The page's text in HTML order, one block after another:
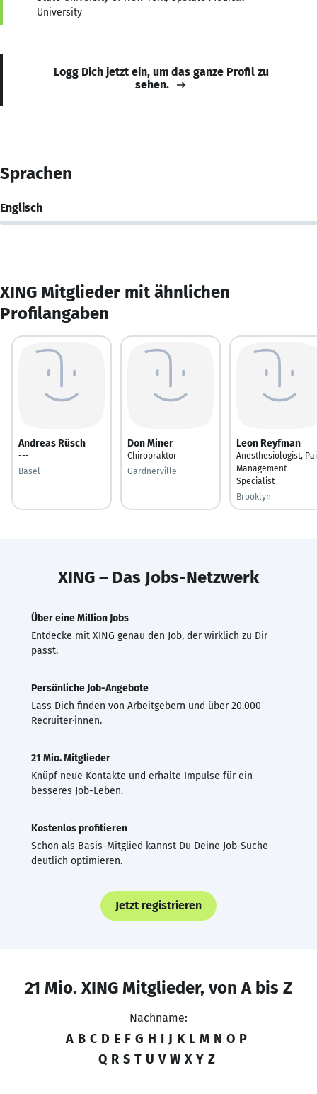
University
Logg Dich jetzt ein, um das ganze Profil zu
sehen.
Sprachen
Englisch
XING Mitglieder mit ähnlichen
Profilangaben
Andreas Rüsch
---
Basel
Don Miner
Chiropraktor
Gardnerville
Leon Reyfman
Anesthesiologist,
Management
Specialist
Brooklyn
XING – Das Jobs-Netzwerk
Über eine Million Jobs
Entdecke mit XING genau den Job, der wirklich zu Dir
passt.
Persönliche Job-Angebote
Lass Dich finden von Arbeitgebern und über 20.000
Recruiter·innen.
21 Mio. Mitglieder
Knüpf neue Kontakte und erhalte Impulse für ein
besseres Job-Leben.
Kostenlos profitieren
Schon als Basis-Mitglied kannst Du Deine Job-Suche
deutlich optimieren.
Jetzt registrieren
21 Mio. XING Mitglieder, von A bis Z
Nachname:
A B C D E F G H I J K L M N O P
Q R S T U V W X Y Z